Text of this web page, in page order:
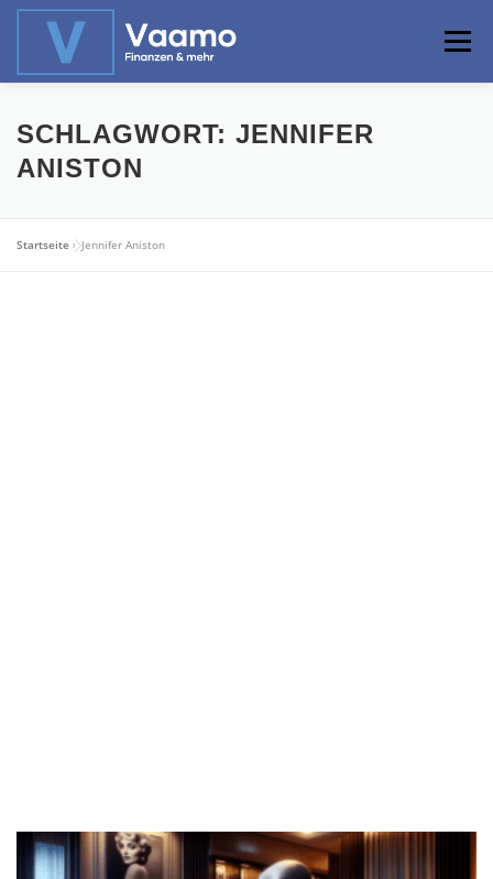
Zum
Menü
ABOUT ONLINE-RECHNER BASISWISSEN
SCHLAGWORT: JENNIFER
ANISTON
Startseite »Jennifer Aniston